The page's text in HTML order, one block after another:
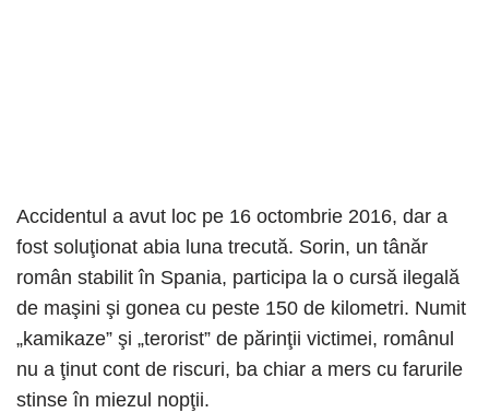
Accidentul a avut loc pe 16 octombrie 2016, dar a
fost soluţionat abia luna trecută. Sorin, un tânăr
român stabilit în Spania, participa la o cursă ilegală
de maşini şi gonea cu peste 150 de kilometri. Numit
„kamikaze” şi „terorist” de părinţii victimei, românul
nu a ţinut cont de riscuri, ba chiar a mers cu farurile
stinse în miezul nopţii.